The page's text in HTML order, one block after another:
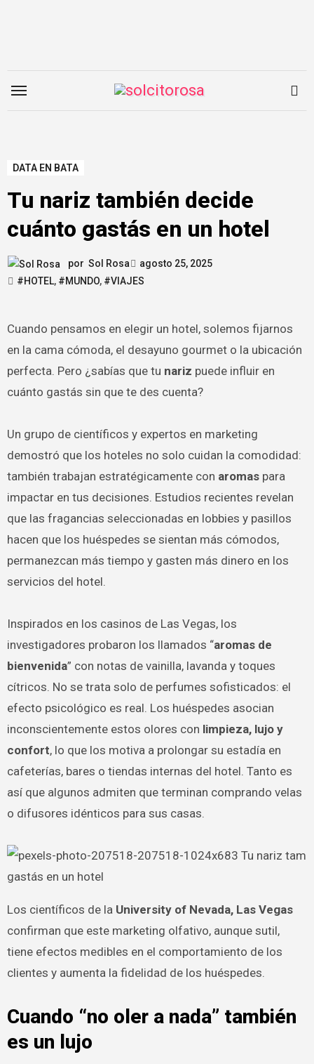
DATA EN BATA
Tu nariz también decide
cuánto gastás en un hotel
por Sol Rosa
agosto 25, 2025
#HOTEL, #MUNDO, #VIAJES
Cuando pensamos en elegir un hotel, solemos fijarnos
en la cama cómoda, el desayuno gourmet o la ubicación
perfecta. Pero ¿sabías que tu nariz puede influir en
cuánto gastás sin que te des cuenta?
Un grupo de científicos y expertos en marketing
demostró que los hoteles no solo cuidan la comodidad:
también trabajan estratégicamente con aromaspara
impactar en tus decisiones. Estudios recientes revelan
que las fragancias seleccionadas en lobbies y pasillos
hacen que los huéspedes se sientan más cómodos,
permanezcan más tiempo y gasten más dinero en los
servicios del hotel.
Inspirados en los casinos de Las Vegas, los
investigadores probaron los llamados “aromas de
bienvenida” con notas de vainilla, lavanda y toques
cítricos. No se trata solo de perfumes sofisticados: el
efecto psicológico es real. Los huéspedes asocian
inconscientemente estos olores con limpieza, lujo y
confort, lo que los motiva a prolongar su estadía en
cafeterías, bares o tiendas internas del hotel. Tanto es
así que algunos admiten que terminan comprando velas
o difusores idénticos para sus casas.
Los científicos de la University of Nevada, Las Vegas
confirman que este marketing olfativo, aunque sutil,
tiene efectos medibles en el comportamiento de los
clientes y aumenta la fidelidad de los huéspedes.
Cuando “no oler a nada” también
es un lujo